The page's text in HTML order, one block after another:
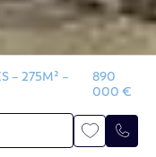
– 275M² –
890
000 €